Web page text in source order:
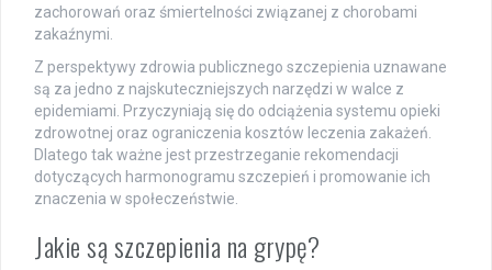
zachorowań oraz śmiertelności związanej z chorobami
zakaźnymi.
Z perspektywy zdrowia publicznego szczepienia uznawane
są za jedno z najskuteczniejszych narzędzi w walce z
epidemiami. Przyczyniają się do odciążenia systemu opieki
zdrowotnej oraz ograniczenia kosztów leczenia zakażeń.
Dlatego tak ważne jest przestrzeganie rekomendacji
dotyczących harmonogramu szczepień i promowanie ich
znaczenia w społeczeństwie.
Jakie są szczepienia na grypę?